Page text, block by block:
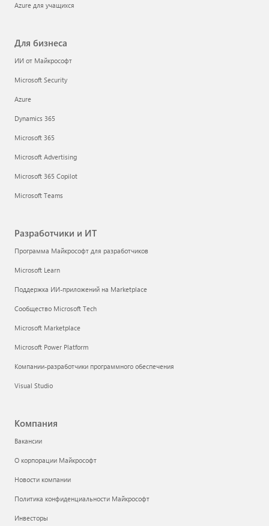
Azure для учащихся
Для бизнеса
ИИ от Майкрософт
Microsoft Security
Azure
Dynamics 365
Microsoft 365
Microsoft Advertising
Microsoft 365 Copilot
Microsoft Teams
Разработчики и ИТ
Программа Майкрософт для разработчиков
Microsoft Learn
Поддержка ИИ-приложений на Marketplace
Сообщество Microsoft Tech
Microsoft Marketplace
Microsoft Power Platform
Компании-разработчики программного обеспечения
Visual Studio
Компания
Вакансии
О корпорации Майкрософт
Новости компании
Политика конфиденциальности Майкрософт
Инвесторы